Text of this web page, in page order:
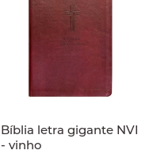
Bíblia letra gigante NVI
- vinho